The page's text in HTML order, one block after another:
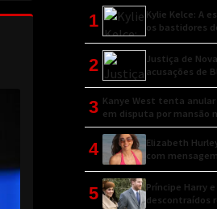
1
Kylie Kelce: A
os bastidores
encontro
2
Justiça de
acusações de
Baldoni
3 Kanye West tenta anular
em disputa por mansão
4
Elizabeth
com
conexão
5
Príncipe Harry
descontraídos